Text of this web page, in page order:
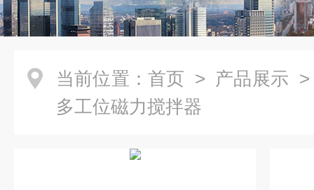
当前位置： 首页 > 产品展示
多工位磁力搅拌器